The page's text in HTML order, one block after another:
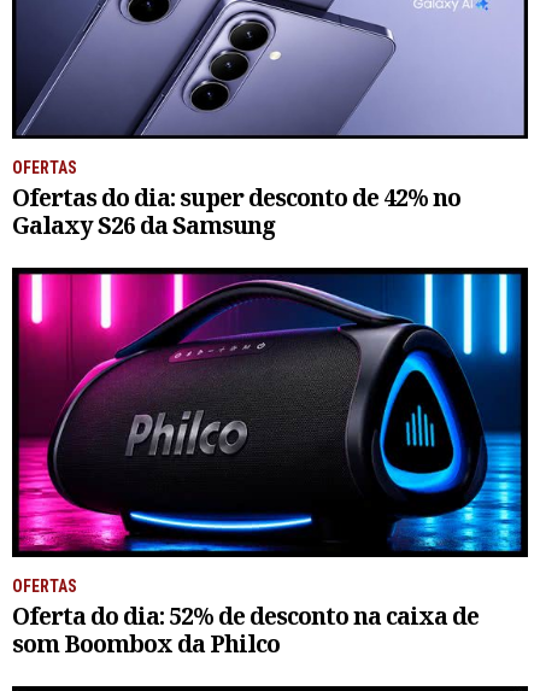
OFERTAS
Ofertas do dia: super desconto de 42% no
Galaxy S26 da Samsung
OFERTAS
Oferta do dia: 52% de desconto na caixa de
som Boombox da Philco